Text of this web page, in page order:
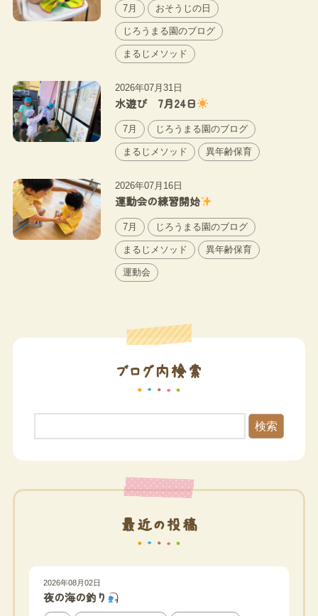
7月 おそうじの日
じろうまる園のブログ
まるじメソッド
2026年07月31日
水遊び 7月24日
7月 じろうまる園のブログ
まるじメソッド 異年齢保育
2026年07月16日
運動会の練習開始
7月 じろうまる園のブログ
まるじメソッド 異年齢保育
運動会
ブログ内検索
検索
最近の投稿
2026年08月02日
夜の海の釣り